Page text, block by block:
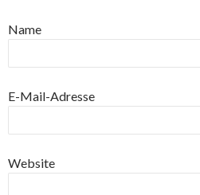
Name
E-Mail-Adresse
Website